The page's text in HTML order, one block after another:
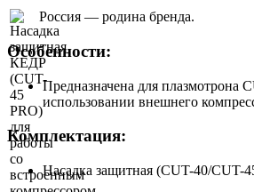
Россия — родина бренда.
Особенности:
Предназначена для плазмотрона
использовании внешнего
Комплектация:
Насадка защитная (CUT-40/CUT-